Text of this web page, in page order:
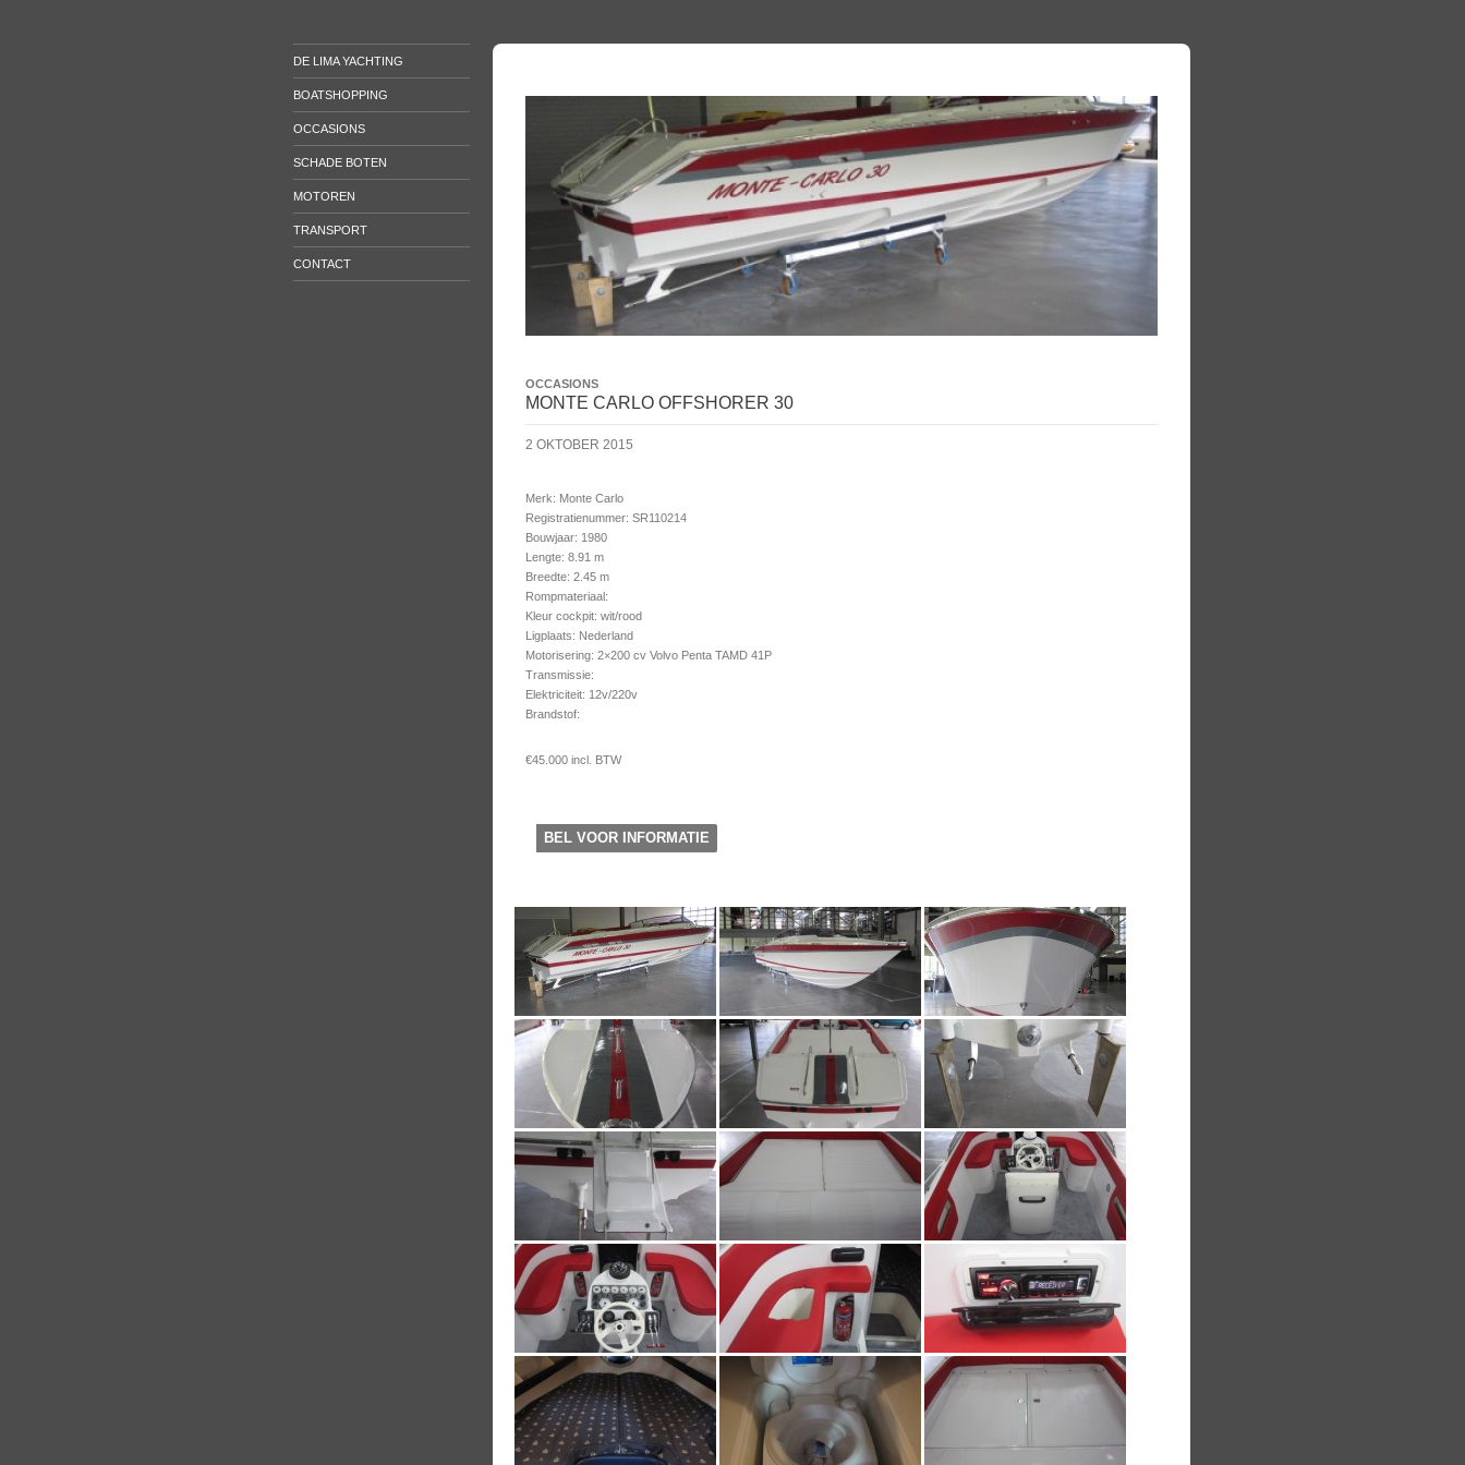
OCCASIONS
MONTE CARLO OFFSHORER 30
2 OKTOBER 2015
Merk: Monte Carlo
Registratienummer: SR110214
Bouwjaar: 1980
Lengte: 8.91 m
Breedte: 2.45 m
Rompmateriaal:
Kleur cockpit: wit/rood
Ligplaats: Nederland
Motorisering: 2×200 cv Volvo Penta TAMD 41P
Transmissie:
Elektriciteit: 12v/220v
Brandstof:
€45.000 incl. BTW
BEL VOOR INFORMATIE
DE LIMA YACHTING
BOATSHOPPING
OCCASIONS
SCHADE BOTEN
MOTOREN
TRANSPORT
CONTACT